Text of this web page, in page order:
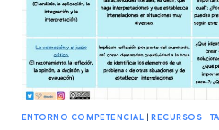
ENTORNO COMPETENCIAL |RECURSOS |